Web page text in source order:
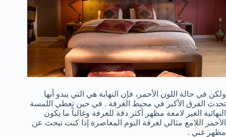
ولكن في حالة اللون الأحمر، فإن النهاية هي التي يبدو أنها
تحدث الفرق الأكبر في محيط الغرفة . في حين تعطي اللمسة
النهائية الغير لامعة مظهر أكثر دقة للغرفة وغالباً ما يكون
الأحمر اللامع مثالي لغرفة النوم المعاصرة إذا كنت تبحث عن
مظهر غني .